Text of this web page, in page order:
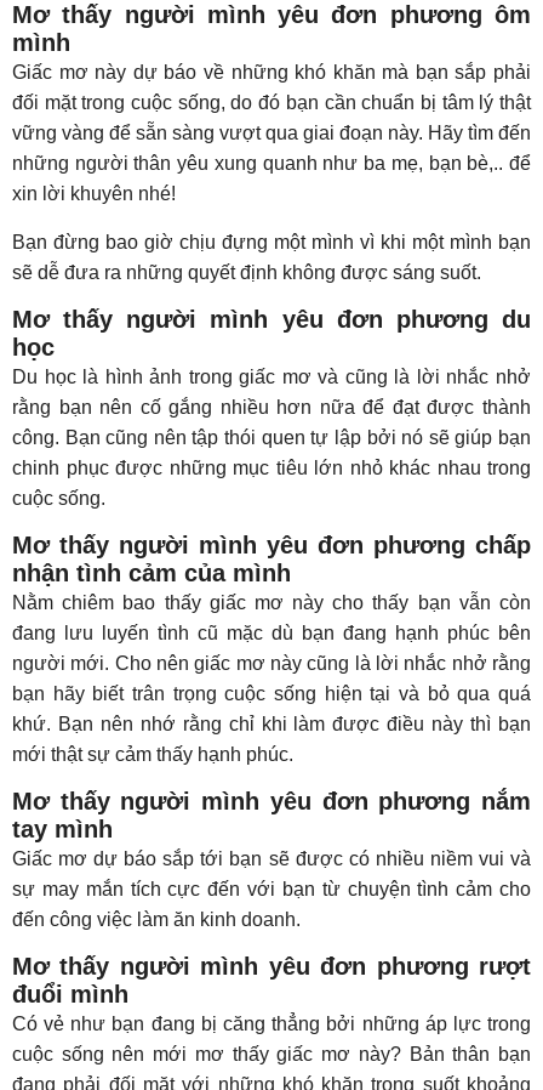
Mơ thấy người mình yêu đơn phương ôm
mình
Giấc mơ này dự báo về những khó khăn mà bạn sắp phải
đối mặt trong cuộc sống, do đó bạn cần chuẩn bị tâm lý thật
vững vàng để sẵn sàng vượt qua giai đoạn này. Hãy tìm đến
những người thân yêu xung quanh như ba mẹ, bạn bè,.. để
xin lời khuyên nhé!
Bạn đừng bao giờ chịu đựng một mình vì khi một mình bạn
sẽ dễ đưa ra những quyết định không được sáng suốt.
Mơ thấy người mình yêu đơn phương du
học
Du học là hình ảnh trong giấc mơ và cũng là lời nhắc nhở
rằng bạn nên cố gắng nhiều hơn nữa để đạt được thành
công. Bạn cũng nên tập thói quen tự lập bởi nó sẽ giúp bạn
chinh phục được những mục tiêu lớn nhỏ khác nhau trong
cuộc sống.
Mơ thấy người mình yêu đơn phương chấp
nhận tình cảm của mình
Nằm chiêm bao thấy giấc mơ này cho thấy bạn vẫn còn
đang lưu luyến tình cũ mặc dù bạn đang hạnh phúc bên
người mới. Cho nên giấc mơ này cũng là lời nhắc nhở rằng
bạn hãy biết trân trọng cuộc sống hiện tại và bỏ qua quá
khứ. Bạn nên nhớ rằng chỉ khi làm được điều này thì bạn
mới thật sự cảm thấy hạnh phúc.
Mơ thấy người mình yêu đơn phương nắm
tay mình
Giấc mơ dự báo sắp tới bạn sẽ được có nhiều niềm vui và
sự may mắn tích cực đến với bạn từ chuyện tình cảm cho
đến công việc làm ăn kinh doanh.
Mơ thấy người mình yêu đơn phương rượt
đuổi mình
Có vẻ như bạn đang bị căng thẳng bởi những áp lực trong
cuộc sống nên mới mơ thấy giấc mơ này? Bản thân bạn
đang phải đối mặt với những khó khăn trong suốt khoảng